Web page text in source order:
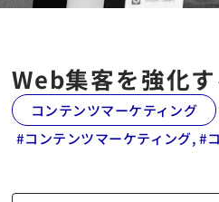
Web集客を強化
コンテンツマーケティング
#コンテンツマーケティング, #